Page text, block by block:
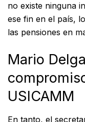
no existe ninguna
ese fin en el país,
las pensiones en
Mario
USICAMM
En tanto, el